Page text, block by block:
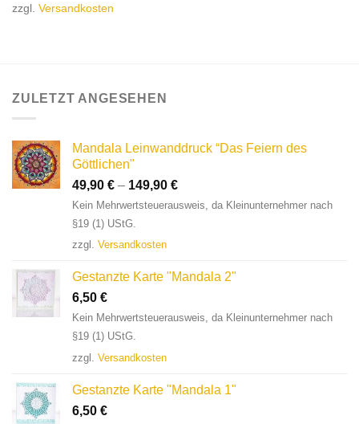
zzgl. Versandkosten
ZULETZT ANGESEHEN
Mandala Leinwanddruck “Das Feiern des
Göttlichen"
49,90 € – 149,90 €
Kein Mehrwertsteuerausweis, da Kleinunternehmer nach
§19 (1) UStG.
zzgl. Versandkosten
Gestanzte Karte "Mandala 2"
6,50 €
Kein Mehrwertsteuerausweis, da Kleinunternehmer nach
§19 (1) UStG.
zzgl. Versandkosten
Gestanzte Karte "Mandala 1"
6,50 €